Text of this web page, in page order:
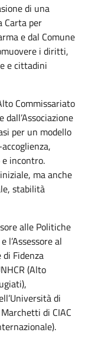
di una
Carta per
e dal Comune
i diritti,
e cittadini
Commissariato
per un modello
incontro.
ma anche
stabilità
alle Politiche
e l’Assessore al
di Fidenza
(Alto
di
di CIAC